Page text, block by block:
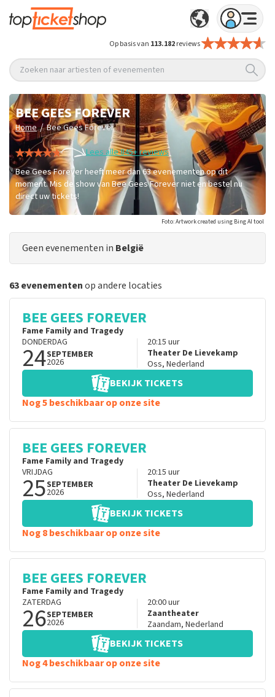
Op basis van 113.182reviews
Zoeken naar artiesten of evenementen
BEE GEES FOREVER
Home / Bee Gees Forever
Lees alle 845+ reviews
Bee Gees Forever heeft meer dan 63 evenementen op dit
moment. Mis de show van Bee Gees Forever niet en bestel nu
direct uw tickets!
Foto: Artwork created using Bing AI tool
Geen evenementen in België
63 evenementenop andere locaties
BEE GEES FOREVER
Fame Family and Tragedy
DONDERDAG
24SEPTEMBER
2026
20:15 uur
Theater De Lievekamp
Oss, Nederland
BEKIJK TICKETS
Nog 5 beschikbaar op onze site
BEE GEES FOREVER
Fame Family and Tragedy
VRIJDAG
25SEPTEMBER
2026
20:15 uur
Theater De Lievekamp
Oss, Nederland
BEKIJK TICKETS
Nog 8 beschikbaar op onze site
BEE GEES FOREVER
Fame Family and Tragedy
ZATERDAG
26SEPTEMBER
2026
20:00uur
Zaantheater
Zaandam, Nederland
BEKIJK TICKETS
Nog 4 beschikbaar op onze site